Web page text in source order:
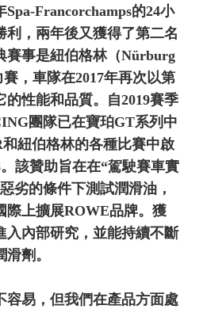
Spa-Francorchamps的24小
利，兩年後又獲得了第二名
賽事是紐伯格林（Nürburg
，車隊在2017年再次以第
的性能和品質。自2019賽季
團隊已在寶珀GT系列中
紐伯格林的各種比賽中啟
該贊助旨在在“駕駛賽車實
劣的條件下測試潤滑油，
際上擴展ROWE品牌。獲
入內部研究，並能持續不斷
劑。
容易，但我們在產品方面處